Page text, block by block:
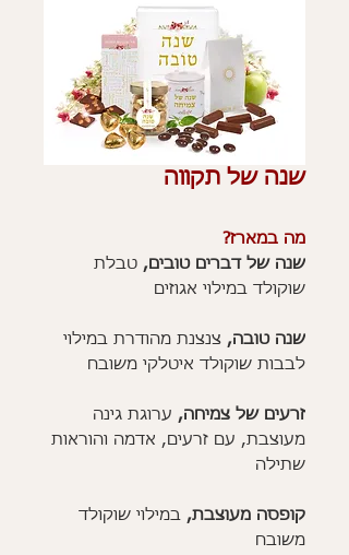
שנה של תקווה
מה במארז?
שנה של דברים טובים, טבלת
שוקולד במילוי אגוזים
שנה טובה, צנצנת מהודרת במילוי
לבבות שוקולד איטלקי משובח
זרעים של צמיחה, ערוגת גינה
מעוצבת, עם זרעים, אדמה והוראות
שתילה
קופסה מעוצבת, במילוי שוקולד
משובח